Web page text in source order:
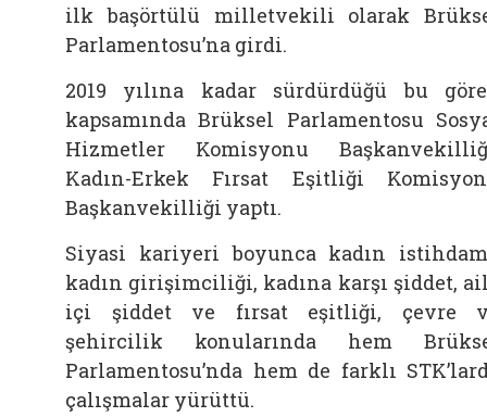
ilk başörtülü milletvekili olarak
Parlamentosu’na girdi.
2019 yılına kadar sürdürdüğü bu
kapsamında Brüksel Parlamentosu
Hizmetler Komisyonu
Kadın-Erkek Fırsat Eşitliği
Başkanvekilliği yaptı.
Siyasi kariyeri boyunca kadın
kadın girişimciliği, kadına karşı şiddet,
içi şiddet ve fırsat eşitliği, çevre
şehircilik konularında hem
Parlamentosu’nda hem de farklı
çalışmalar yürüttü.